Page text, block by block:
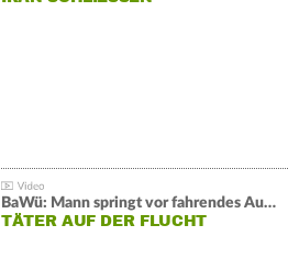
BaWü: Mann springt vor fahrendes Auto und schießt
TÄTER AUF DER FLUCHT